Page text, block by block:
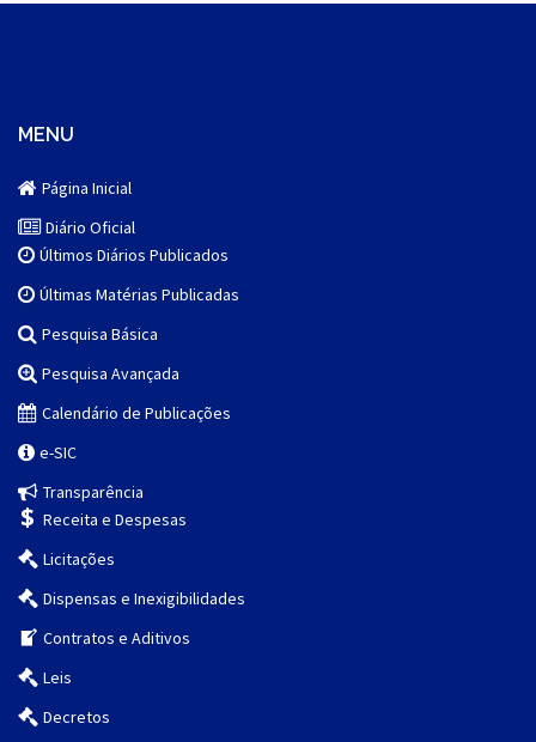
MENU
Página Inicial
Diário Oficial
Últimos Diários Publicados
Últimas Matérias Publicadas
Pesquisa Básica
Pesquisa Avançada
Calendário de Publicações
e-SIC
Transparência
Receita e Despesas
Licitações
Dispensas e Inexigibilidades
Contratos e Aditivos
Leis
Decretos